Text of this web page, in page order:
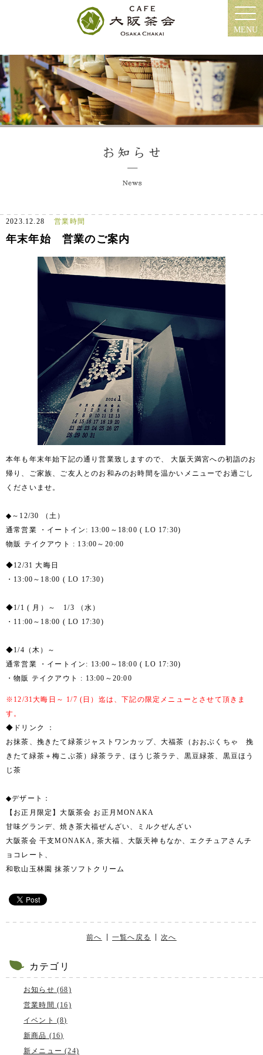
MENU
2023.12.28 営業時間
年末年始 営業のご案内
本年も年末年始下記の通り営業致しますので、 大阪天満宮への初詣のお
帰り、ご家族、ご友人とのお和みのお時間を温かいメニューでお過ごし
くださいませ。
◆～12/30 （土）
通常営業 ・イートイン: 13:00～18:00 ( LO 17:30)
物販 テイクアウト : 13:00～20:00
◆12/31 大晦日
・13:00～18:00 ( LO 17:30)
◆1/1 ( 月）～ 1/3 （水）
・11:00～18:00 ( LO 17:30)
◆1/4（木）～
通常営業 ・イートイン: 13:00～18:00 ( LO 17:30)
・物販 テイクアウト : 13:00～20:00
※12/31大晦日～ 1/7 (日）迄は、下記の限定メニューとさせて頂きま
す。
◆ドリンク ：
お抹茶、挽きたて緑茶ジャストワンカップ、大福茶（おおぶくちゃ 挽
きたて緑茶＋梅こぶ茶）緑茶ラテ、ほうじ茶ラテ、黒豆緑茶、黒豆ほう
じ茶
◆デザート：
【お正月限定】大阪茶会 お正月MONAKA
甘味グランデ、焼き茶大福ぜんざい、ミルクぜんざい
大阪茶会 干支MONAKA, 茶大福、大阪天神もなか、エクチュアさんチ
ョコレート、
和歌山玉林園 抹茶ソフトクリーム
前へ 一覧へ戻る 次へ
カテゴリ
お知らせ (68)
営業時間 (16)
イベント (8)
新商品 (16)
新メニュー (24)